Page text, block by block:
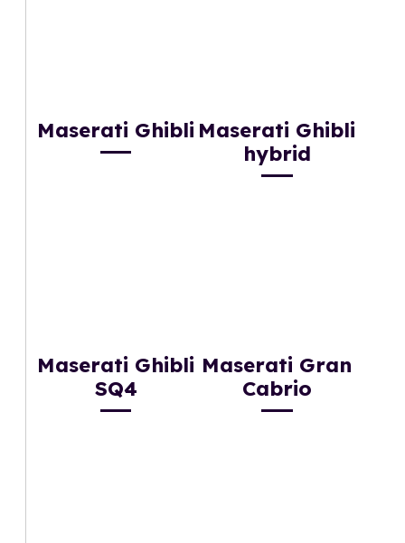
Maserati Ghibli Maserati Ghibli
hybrid
Maserati Ghibli
SQ4
Maserati Gran
Cabrio